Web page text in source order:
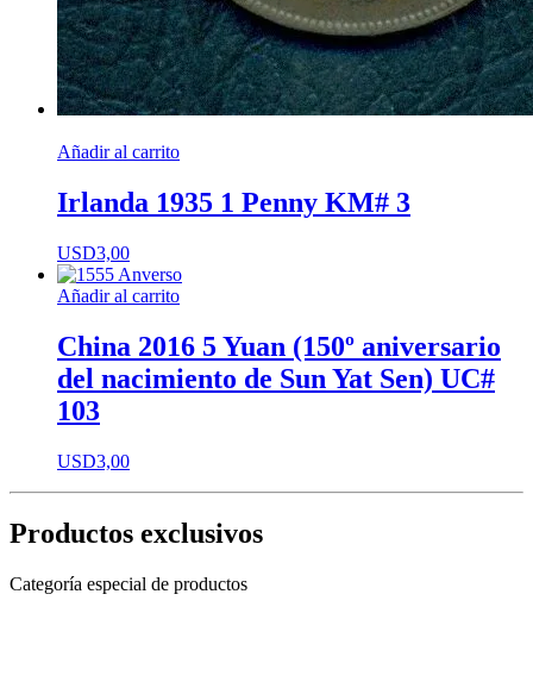
Añadir al carrito
Irlanda 1935 1 Penny KM# 3
USD3,00
Añadir al carrito
China 2016 5 Yuan (150º aniversario
del nacimiento de Sun Yat Sen) UC#
103
USD3,00
Productos exclusivos
Categoría especial de productos